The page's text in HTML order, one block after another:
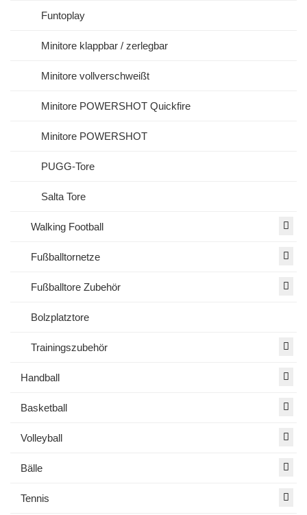
Funtoplay
Minitore klappbar / zerlegbar
Minitore vollverschweißt
Minitore POWERSHOT Quickfire
Minitore POWERSHOT
PUGG-Tore
Salta Tore
Walking Football
Fußballtornetze
Fußballtore Zubehör
Bolzplatztore
Trainingszubehör
Handball
Basketball
Volleyball
Bälle
Tennis